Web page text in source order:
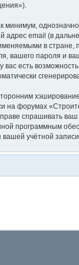
минимум,
адрес email (в
в стране,
вашего пароля и
есть
на форумах
спрашивать
программным
учётной записи.